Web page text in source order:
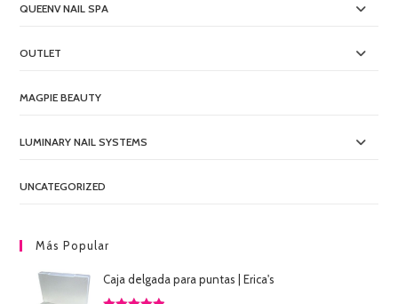
QUEENV NAIL SPA
OUTLET
MAGPIE BEAUTY
LUMINARY NAIL SYSTEMS
UNCATEGORIZED
Más Popular
Caja delgada para puntas | Erica's